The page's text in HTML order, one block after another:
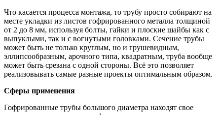
Что касается процесса монтажа, то трубу просто собирают на
месте укладки из листов гофрированного металла толщиной
от 2 до 8 мм, используя болты, гайки и плоские шайбы как с
выпуклыми, так и с вогнутыми головками. Сечение трубы
может быть не только круглым, но и грушевидным,
эллипсообразным, арочного типа, квадратным, труба вообще
может быть срезана с одной стороны. Всё это позволяет
реализовывать самые разные проекты оптимальным образом.
Сферы применения
Гофрированные трубы большого диаметра находят свое